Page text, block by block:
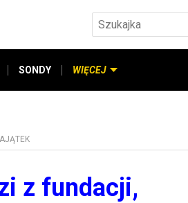
SONDY WIĘCEJ
z fundacji,